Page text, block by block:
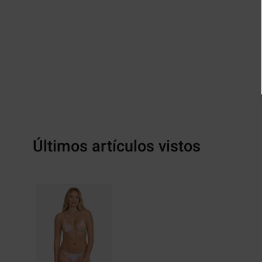
Últimos artículos vistos